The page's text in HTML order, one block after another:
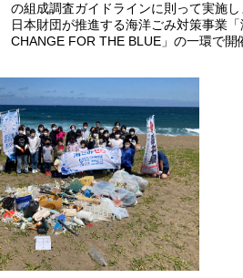
の組成調査ガイドラインに則って実施し
日本財団が推進する海洋ごみ対策事業
CHANGE FOR THE BLUE」の一環で開